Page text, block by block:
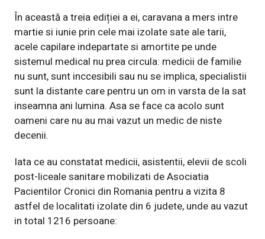
În această a treia ediției a ei, caravana a mers intre
martie si iunie prin cele mai izolate sate ale tarii,
acele capilare indepartate si amortite pe unde
sistemul medical nu prea circula: medicii de familie
nu sunt, sunt inccesibili sau nu se implica, specialistii
sunt la distante care pentru un om in varsta de la sat
inseamna ani lumina. Asa se face ca acolo sunt
oameni care nu au mai vazut un medic de niste
decenii.
Iata ce au constatat medicii, asistentii, elevii de scoli
post-liceale sanitare mobilizati de Asociatia
Pacientilor Cronici din Romania pentru a vizita 8
astfel de localitati izolate din 6 judete, unde au vazut
in total 1216 persoane: